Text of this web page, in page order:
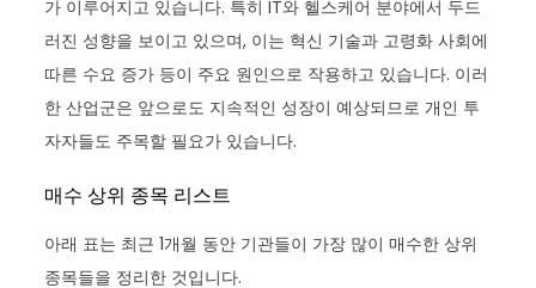
가 이루어지고 있습니다. 특히 IT와 헬스케어 분야에서 두드
러진 성향을 보이고 있으며, 이는 혁신 기술과 고령화 사회에
따른 수요 증가 등이 주요 원인으로 작용하고 있습니다. 이러
한 산업군은 앞으로도 지속적인 성장이 예상되므로 개인 투
자자들도 주목할 필요가 있습니다.
매수 상위 종목 리스트
아래 표는 최근 1개월 동안 기관들이 가장 많이 매수한 상위
종목들을 정리한 것입니다.